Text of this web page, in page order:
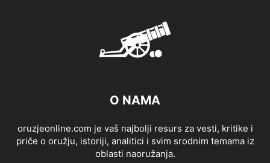
O NAMA
oruzjeonline.com je vaš najbolji resurs za vesti, kritike i
priče o oružju, istoriji, analitici i svim srodnim temama iz
oblasti naoružanja.